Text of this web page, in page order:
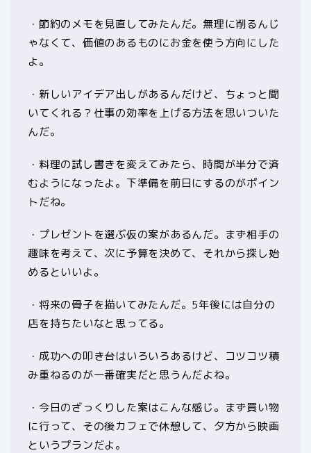
・節約のメモを見直してみたんだ。無理に削るんじ
ゃなくて、価値のあるものにお金を使う方向にした
よ。
・新しいアイデア出しがあるんだけど、ちょっと聞
いてくれる？仕事の効率を上げる方法を思いついた
んだ。
・料理の試し書きを変えてみたら、時間が半分で済
むようになったよ。下準備を前日にするのがポイン
トだね。
・プレゼントを選ぶ仮の案があるんだ。まず相手の
趣味を考えて、次に予算を決めて、それから探し始
めるといいよ。
・将来の骨子を描いてみたんだ。5年後には自分の
店を持ちたいなと思ってる。
・成功への叩き台はいろいろあるけど、コツコツ積
み重ねるのが一番確実だと思うんだよね。
・今日のざっくりした案はこんな感じ。まず買い物
に行って、その後カフェで休憩して、夕方から映画
というプランだよ。